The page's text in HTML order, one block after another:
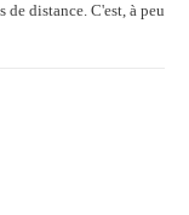
de distance. C'est, à peu